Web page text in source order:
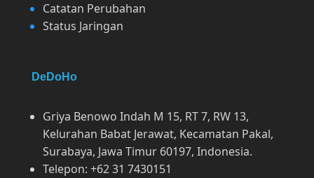
Catatan Perubahan
Status Jaringan
DeDoHo
Griya Benowo Indah M 15, RT 7, RW 13,
Kelurahan Babat Jerawat, Kecamatan Pakal,
Surabaya, Jawa Timur 60197, Indonesia.
Telepon: +62 31 7430151